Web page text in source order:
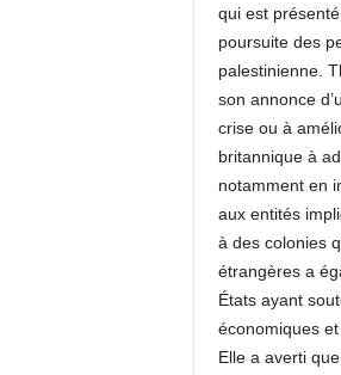
qui est
poursuite des
palestinienne.
son annonce
crise ou à
britannique à
notamment en
aux entités
à des colonies
étrangères a
États ayant
économiques
Elle a averti